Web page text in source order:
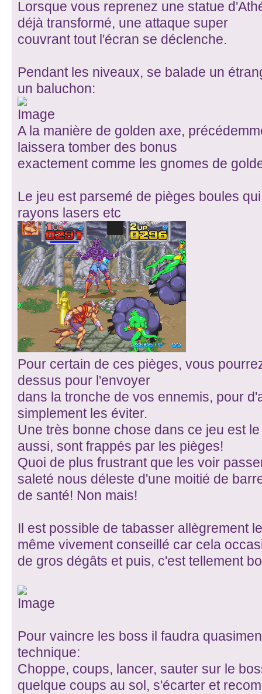
Lorsque vous reprenez une statue
déjà transformé, une attaque super
couvrant tout l'écran se déclenche.
Pendant les niveaux, se balade un
un baluchon:
A la manière de golden axe,
laissera tomber des bonus
exactement comme les gnomes de
Le jeu est parsemé de pièges boules
rayons lasers etc
Pour certain de ces pièges, vous
dessus pour l'envoyer
dans la tronche de vos ennemis, pour
simplement les éviter.
Une très bonne chose dans ce jeu est
aussi, sont frappés par les pièges!
Quoi de plus frustrant que les voir
saleté nous déleste d'une moitié de
de santé! Non mais!
Il est possible de tabasser allègrement
même vivement conseillé car cela
de gros dégâts et puis, c'est tellement
Pour vaincre les boss il faudra
technique:
Choppe, coups, lancer, sauter sur le
quelque coups au sol, s'écarter et